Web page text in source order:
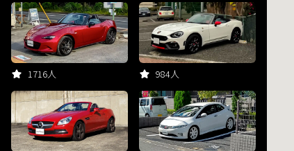
1716人 984人